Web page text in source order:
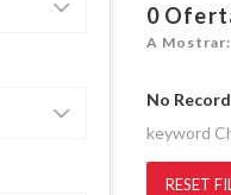
0
A
No Record
keyword
RESET